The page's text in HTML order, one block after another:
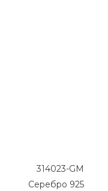
314023-GM
Серебро 925